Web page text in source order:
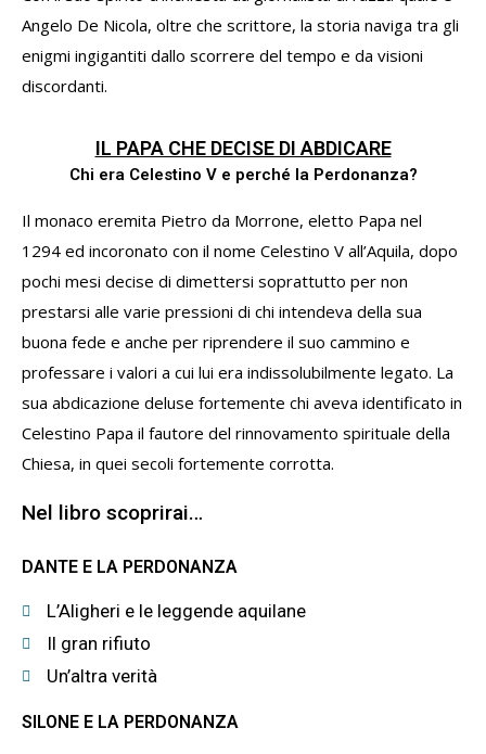
Angelo De Nicola, oltre che scrittore, la storia naviga tra gli
enigmi ingigantiti dallo scorrere del tempo e da visioni
discordanti.
IL PAPA CHE DECISE DI ABDICARE
Chi era Celestino V e perché la Perdonanza?
Il monaco eremita Pietro da Morrone, eletto Papa nel
1294 ed incoronato con il nome Celestino V all’Aquila, dopo
pochi mesi decise di dimettersi soprattutto per non
prestarsi alle varie pressioni di chi intendeva della sua
buona fede e anche per riprendere il suo cammino e
professare i valori a cui lui era indissolubilmente legato. La
sua abdicazione deluse fortemente chi aveva identificato in
Celestino Papa il fautore del rinnovamento spirituale della
Chiesa, in quei secoli fortemente corrotta.
Nel libro scoprirai…
DANTE E LA PERDONANZA
L’Aligheri e le leggende aquilane
Il gran rifiuto
Un’altra verità
SILONE E LA PERDONANZA